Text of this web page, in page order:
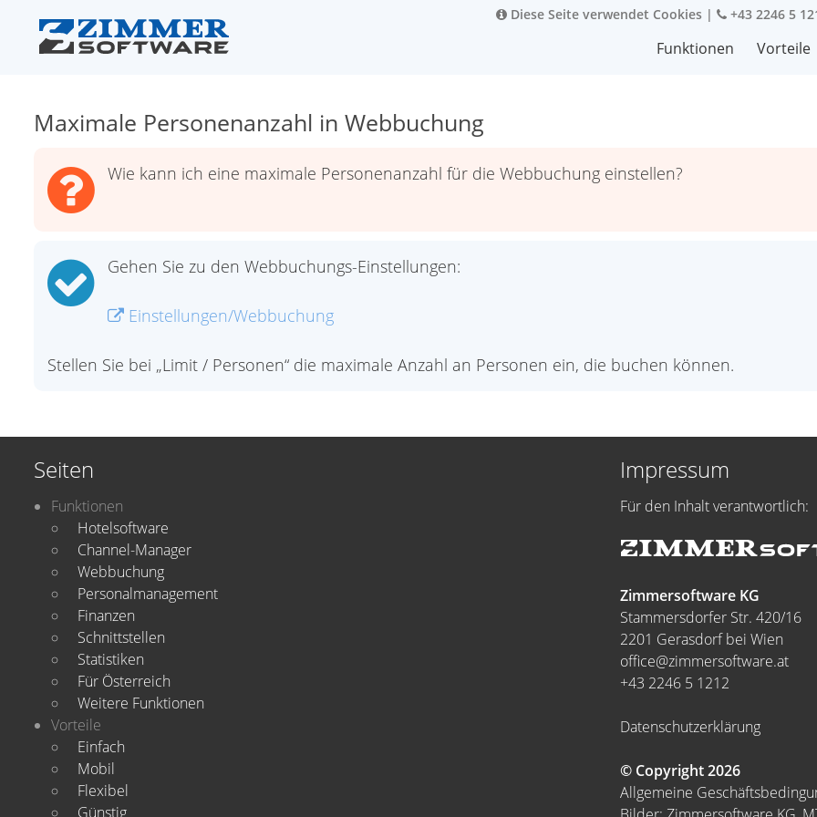
Diese Seite verwendet Cookies | +43 2246 5
Funktionen Vorteile
Maximale Personenanzahl in Webbuchung
Wie kann ich eine maximale Personenanzahl für die Webbuchung einstellen?
Gehen Sie zu den Webbuchungs-Einstellungen:
Einstellungen/Webbuchung
Stellen Sie bei „Limit / Personen“ die maximale Anzahl an Personen ein, die buchen können.
Seiten
Funktionen
Hotelsoftware
Channel-Manager
Webbuchung
Personalmanagement
Finanzen
Schnittstellen
Statistiken
Für Österreich
Weitere Funktionen
Vorteile
Einfach
Mobil
Flexibel
Günstig
Impressum
Für den Inhalt verantwortlich:
Zimmersoftware KG
Stammersdorfer Str. 420/16
2201 Gerasdorf bei Wien
office@zimmersoftware.at
+43 2246 5 1212
Datenschutzerklärung
© Copyright 2026
Allgemeine